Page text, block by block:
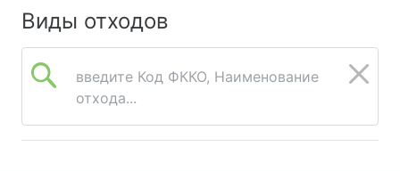
Виды отходов
введите Код ФККО, Наименование
отхода...